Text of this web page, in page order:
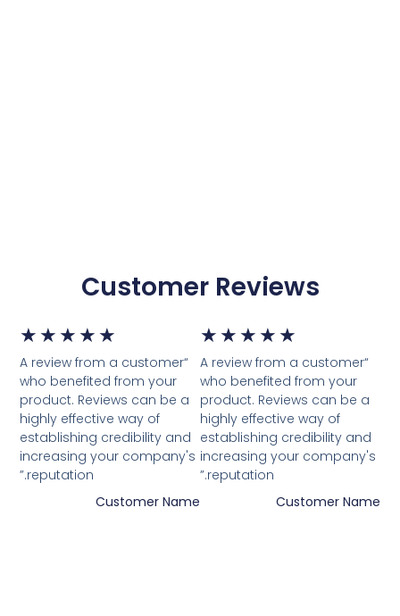
Customer Reviews
★
★
★
★
★
5
מתוך
“A review from a customer
who benefited from your
product. Reviews can be a
highly effective way of
establishing credibility and
increasing your company's
reputation.”
Customer Name
★
★
★
★
★
5
5
“A review from a customer
who benefited from your
product. Reviews can be a
highly effective way of
establishing credibility and
increasing your company's
reputation.”
Customer Name